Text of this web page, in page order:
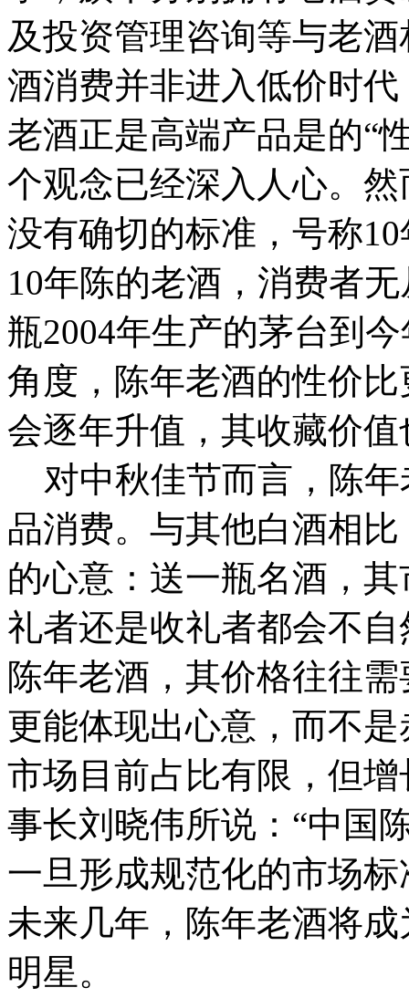
及投资管理咨询等与老
酒消费并非进入低价时
老酒正是高端产品是的“
个观念已经深入人心。
没有确切的标准，号称
10年陈的老酒，消费者
瓶2004年生产的茅台到
角度，陈年老酒的性价
会逐年升值，其收藏价
对中秋佳节而言，陈年
品消费。与其他白酒相
的心意：送一瓶名酒，
礼者还是收礼者都会不
陈年老酒，其价格往往
更能体现出心意，而不
市场目前占比有限，但
事长刘晓伟所说：“中国
一旦形成规范化的市场
未来几年，陈年老酒将
明星。